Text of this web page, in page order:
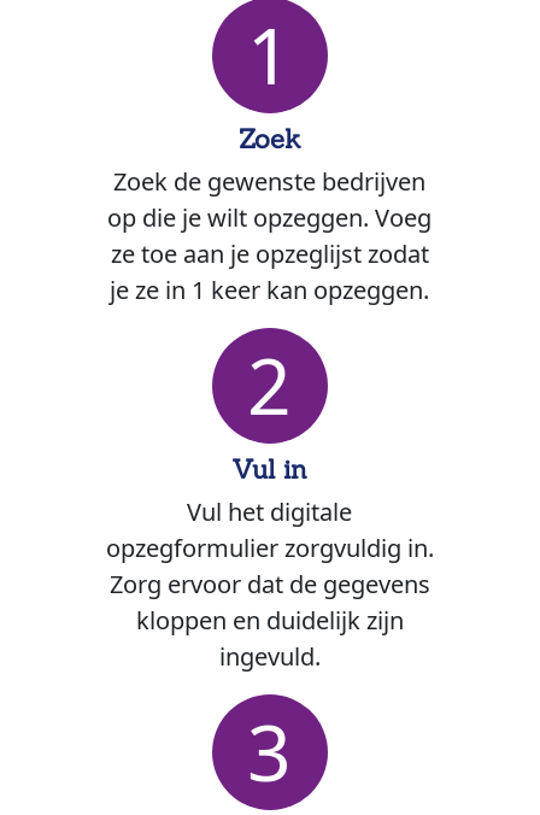
1
Zoek
Zoek de gewenste bedrijven
op die je wilt opzeggen. Voeg
ze toe aan je opzeglijst zodat
je ze in 1 keer kan opzeggen.
2
Vul in
Vul het digitale
opzegformulier zorgvuldig in.
Zorg ervoor dat de gegevens
kloppen en duidelijk zijn
ingevuld.
3